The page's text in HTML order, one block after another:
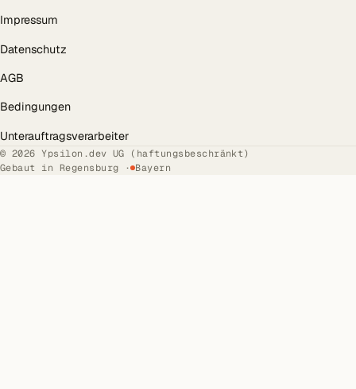
Impressum
Datenschutz
AGB
Bedingungen
Unterauftragsverarbeiter
© 2026 Ypsilon.dev UG (haftungsbeschränkt)
Gebaut in Regensburg · Bayern